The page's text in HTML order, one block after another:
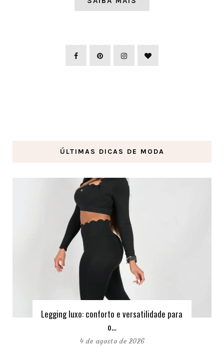
ÚLTIMAS DICAS DE MODA
Legging luxo: conforto e versatilidade para
o…
4 de agosto de 2026